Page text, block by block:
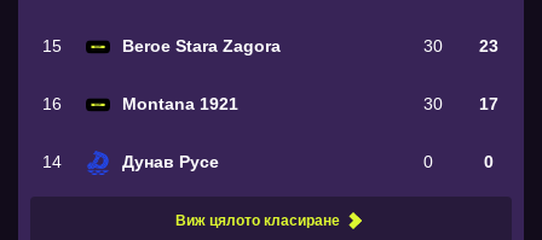
15 Beroe Stara Zagora 30 23
16 Montana 1921 30 17
14 Дунав Русе 0 0
Виж цялото класиране